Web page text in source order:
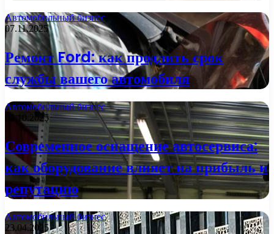
Автомобильный бизнес
07.11.2025
Ремонт Ford: как продлить срок
службы вашего автомобиля
Автомобильный бизнес
02.10.2025
Современное оснащение автосервиса:
как оборудование влияет на прибыль и
репутацию
Автомобильный бизнес
23.04.2025